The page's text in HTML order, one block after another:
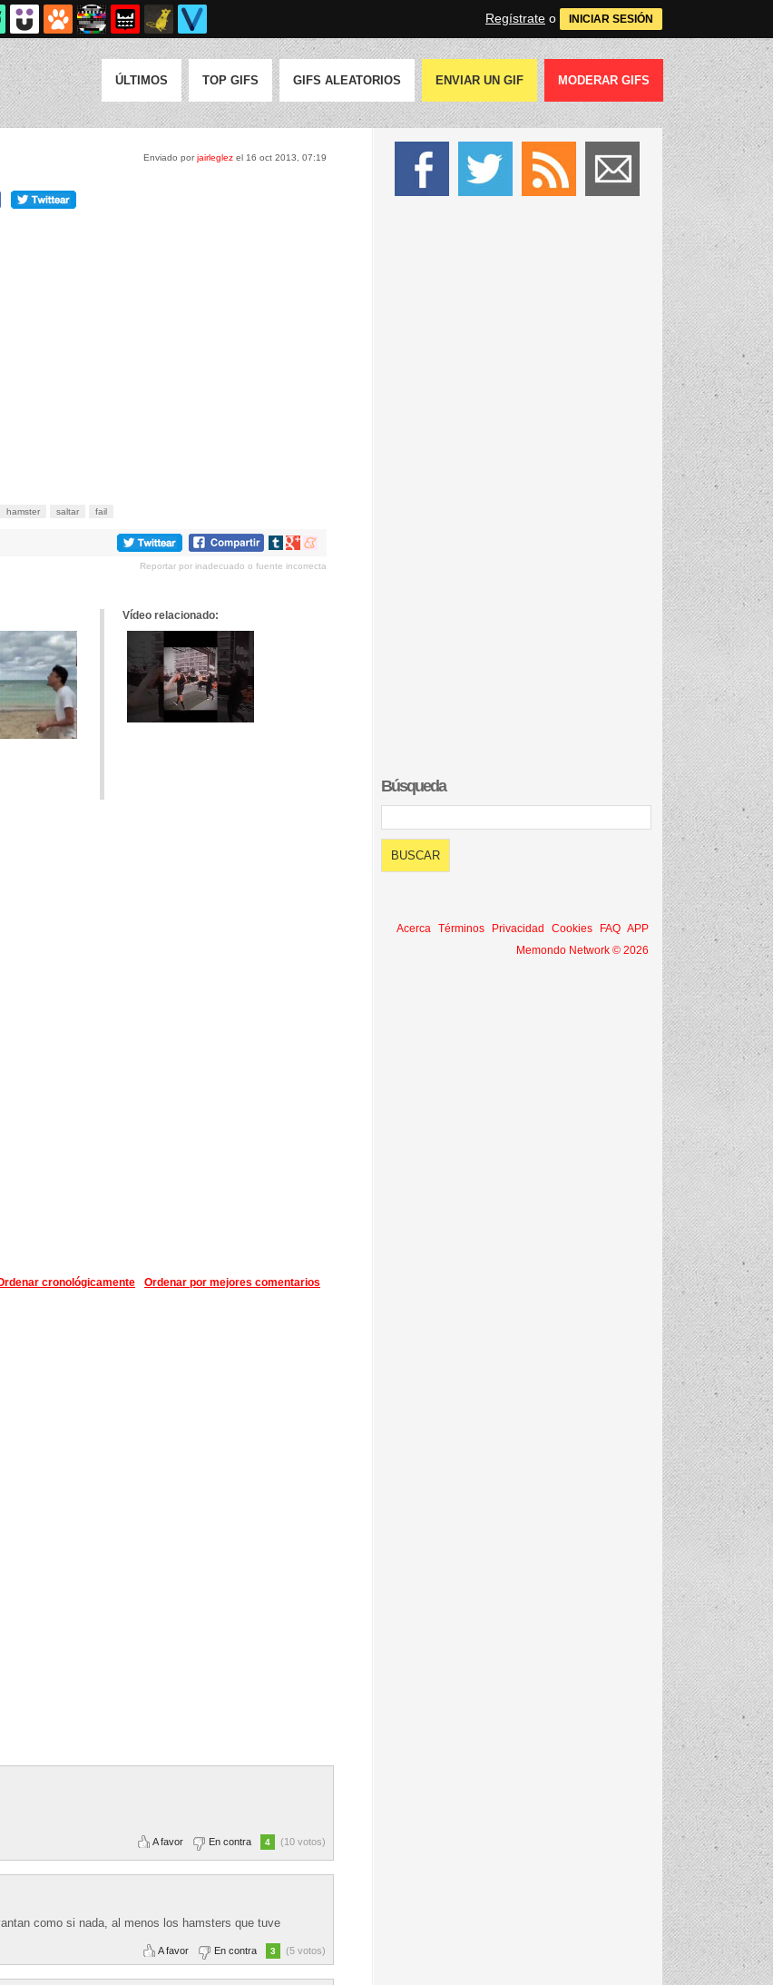
Regístrate o INICIAR SESIÓN
ÚLTIMOS TOP GIFS GIFS ALEATORIOS ENVIAR UN GIF MODERAR GIFS
Enviado porjairleglez el 16 oct 2013, 07:19
hamster saltar fail
Compartir
tumblr
Compartir
Google+
Compartir
meneame
Reportar por inadecuado o fuente incorrecta
Vídeo relacionado:
Ordenar por mejores comentarios
cronológicamente
A favor En contra 4 (10 votos)
como si nada, al menos los hamsters que tuve
A favor En contra 3 (5 votos)
Búsqueda
Acerca Términos Privacidad Cookies FAQ APP
Memondo Network © 2026